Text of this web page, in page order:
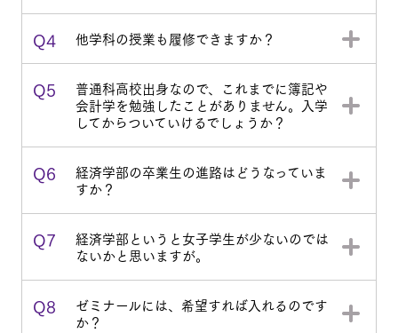
Q4 他学科の授業も履修できますか？
Q5 普通科高校出身なので、これまでに簿記や
会計学を勉強したことがありません。入学
してからついていけるでしょうか？
Q6 経済学部の卒業生の進路はどうなっていま
すか？
Q7 経済学部というと女子学生が少ないのでは
ないかと思いますが。
Q8 ゼミナールには、希望すれば入れるのです
か？